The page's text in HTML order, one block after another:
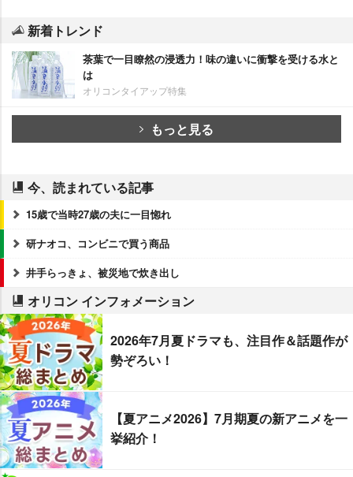
新着トレンド
茶葉で一目瞭然の浸透力！味の違いに衝撃を受ける水と
は
オリコンタイアップ特集
もっと見る
今、読まれている記事
15歳で当時27歳の夫に一目惚れ
研ナオコ、コンビニで買う商品
井手らっきょ、被災地で炊き出し
オリコン インフォメーション
2026年7月夏ドラマも、注目作＆話題作が
勢ぞろい！
【夏アニメ2026】7月期夏の新アニメを一
挙紹介！